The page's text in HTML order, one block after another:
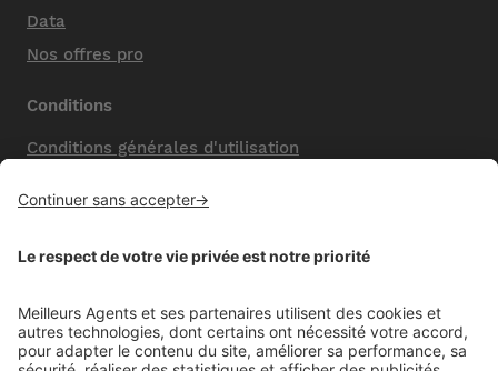
Data
Nos offres pro
Conditions
Conditions générales d'utilisation
Nos honoraires de vente
Politique de confidentialité
Mentions comparateur
Aide